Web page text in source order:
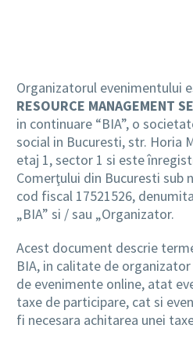
Organizatorul evenimentului
RESOURCE MANAGEMENT
in continuare “BIA”, o
social in Bucuresti, str. Horia
etaj 1, sector 1 si este
Comerţului din Bucuresti sub
cod fiscal 17521526,
„BIA” si / sau „Organizator.
Acest document descrie
BIA, in calitate de
de evenimente online, atat
taxe de participare, cat si
fi necesara achitarea unei